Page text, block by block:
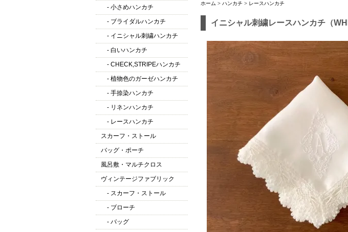
- 小さめハンカチ
- ブライダルハンカチ
- イニシャル刺繍ハンカチ
- 白いハンカチ
- CHECK,STRIPEハンカチ
- 植物色のガーゼハンカチ
- 手捺染ハンカチ
- リネンハンカチ
- レースハンカチ
スカーフ・ストール
バッグ・ポーチ
風呂敷・マルチクロス
ヴィンテージファブリック
- スカーフ・ストール
- ブローチ
- バッグ
ホーム > ハンカチ > レースハンカチ
イニシャル刺繍レースハンカチ（